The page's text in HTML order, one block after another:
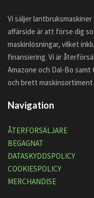
Vi säljer
affärside är att förse dig
maskinlösningar, vilket
finansiering. Vi är
Amazone och Dal-Bo
och brett
Navigation
ÅTERFÖRSÄLJARE
BEGAGNAT
DATASKYDDSPOLICY
COOKIESPOLICY
MERCHANDISE